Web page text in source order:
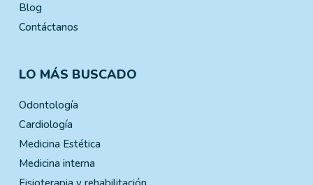
Blog
Contáctanos
LO MÁS BUSCADO
Odontología
Cardiología
Medicina Estética
Medicina interna